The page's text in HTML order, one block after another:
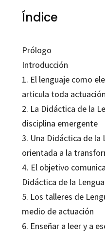
Índice
Prólogo
Introducción
1. El lenguaje como
articula toda
2. La Didáctica de la
disciplina emergente
3. Una Didáctica de la
orientada a la
4. El objetivo
Didáctica de la
5. Los talleres de
medio de actuación
6. Enseñar a leer y a